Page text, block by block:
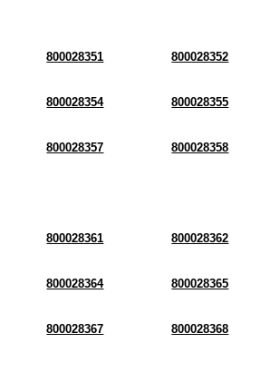
800028351 800028352
800028354 800028355
800028357 800028358
800028361 800028362
800028364 800028365
800028367 800028368